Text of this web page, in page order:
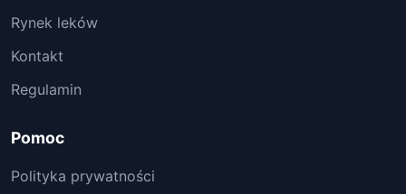
Rynek leków
Kontakt
Regulamin
Pomoc
Polityka prywatności